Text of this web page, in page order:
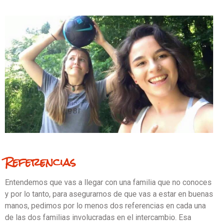
Referencias
Entendemos que vas a llegar con una familia que no conoces
y por lo tanto, para asegurarnos de que vas a estar en buenas
manos, pedimos por lo menos dos referencias en cada una
de las dos familias involucradas en el intercambio. Esa